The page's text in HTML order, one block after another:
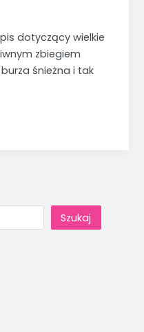
Szukaj
dotyczący wielkie
zbiegiem
śnieżna i tak